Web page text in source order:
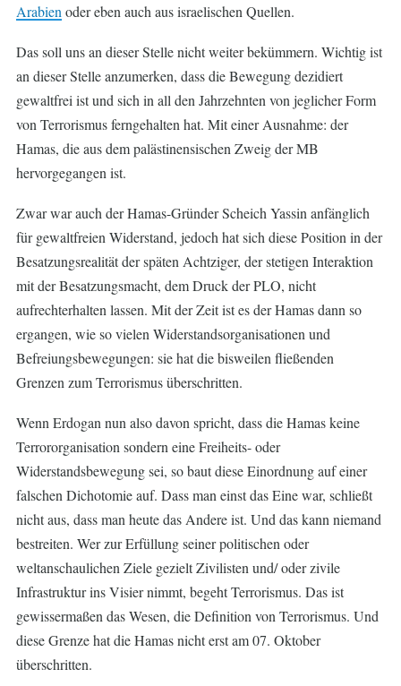
Arabien oder eben auch aus israelischen Quellen.
Das soll uns an dieser Stelle nicht weiter bekümmern. Wichtig ist
an dieser Stelle anzumerken, dass die Bewegung dezidiert
gewaltfrei ist und sich in all den Jahrzehnten von jeglicher Form
von Terrorismus ferngehalten hat. Mit einer Ausnahme: der
Hamas, die aus dem palästinensischen Zweig der MB
hervorgegangen ist.
Zwar war auch der Hamas-Gründer Scheich Yassin anfänglich
für gewaltfreien Widerstand, jedoch hat sich diese Position in der
Besatzungsrealität der späten Achtziger, der stetigen Interaktion
mit der Besatzungsmacht, dem Druck der PLO, nicht
aufrechterhalten lassen. Mit der Zeit ist es der Hamas dann so
ergangen, wie so vielen Widerstandsorganisationen und
Befreiungsbewegungen: sie hat die bisweilen fließenden
Grenzen zum Terrorismus überschritten.
Wenn Erdogan nun also davon spricht, dass die Hamas keine
Terrororganisation sondern eine Freiheits- oder
Widerstandsbewegung sei, so baut diese Einordnung auf einer
falschen Dichotomie auf. Dass man einst das Eine war, schließt
nicht aus, dass man heute das Andere ist. Und das kann niemand
bestreiten. Wer zur Erfüllung seiner politischen oder
weltanschaulichen Ziele gezielt Zivilisten und/ oder zivile
Infrastruktur ins Visier nimmt, begeht Terrorismus. Das ist
gewissermaßen das Wesen, die Definition von Terrorismus. Und
diese Grenze hat die Hamas nicht erst am 07. Oktober
überschritten.